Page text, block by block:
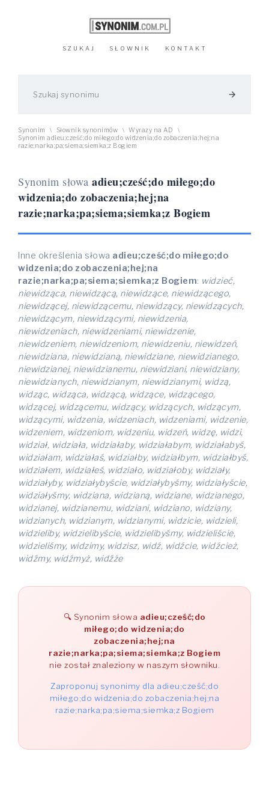
SZUKAJ SŁOWNIK KONTAKT
arrow_forward
Synonim \ Słownik synonimów \ Wyrazy na AD \
Synonim adieu;cześć;do miłego;do widzenia;do zobaczenia;hej;na
razie;narka;pa;siema;siemka;z Bogiem
Synonim słowa adieu;cześć;do miłego;do
widzenia;do zobaczenia;hej;na
razie;narka;pa;siema;siemka;z Bogiem
Inne określenia słowa adieu;cześć;do miłego;do
widzenia;do zobaczenia;hej;na
razie;narka;pa;siema;siemka;z Bogiem: widzieć,
niewidząca, niewidzącą, niewidzące, niewidzącego,
niewidzącej, niewidzącemu, niewidzący, niewidzących,
niewidzącym, niewidzącymi, niewidzenia,
niewidzeniach, niewidzeniami, niewidzenie,
niewidzeniem, niewidzeniom, niewidzeniu, niewidzeń,
niewidziana, niewidzianą, niewidziane, niewidzianego,
niewidzianej, niewidzianemu, niewidziani, niewidziany,
niewidzianych, niewidzianym, niewidzianymi, widzą,
widząc, widząca, widzącą, widzące, widzącego,
widzącej, widzącemu, widzący, widzących, widzącym,
widzącymi, widzenia, widzeniach, widzeniami, widzenie,
widzeniem, widzeniom, widzeniu, widzeń, widzę, widzi,
widział, widziała, widziałaby, widziałabym, widziałabyś,
widziałam, widziałaś, widziałby, widziałbym, widziałbyś,
widziałem, widziałeś, widziało, widziałoby, widziały,
widziałyby, widziałybyście, widziałybyśmy, widziałyście,
widziałyśmy, widziana, widzianą, widziane, widzianego,
widzianej, widzianemu, widziani, widziano, widziany,
widzianych, widzianym, widzianymi, widzicie, widzieli,
widzieliby, widzielibyście, widzielibyśmy, widzieliście,
widzieliśmy, widzimy, widzisz, widź, widźcie, widźcież,
widźmy, widźmyż, widźże
Synonim słowa adieu;cześć;do
miłego;do widzenia;do
zobaczenia;hej;na
razie;narka;pa;siema;siemka;z Bogiem
nie został znaleziony w naszym słowniku.
Zaproponuj synonimy dla adieu;cześć;do
miłego;do widzenia;do zobaczenia;hej;na
razie;narka;pa;siema;siemka;z Bogiem